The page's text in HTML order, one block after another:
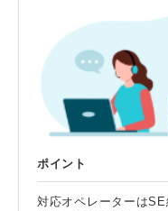
ポイント
対応オペレーターは